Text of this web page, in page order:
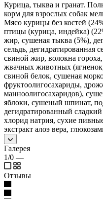
Курица, тыква и гранат.
корм для взрослых собак
Мясо курицы без костей
птицы (курица, индейка)
жир, сушеная тыква (5%),
сельдь, дегидратированная
свиной жир, волокна
жвачных животных
свиной белок, сушеная
фруктоолигосахариды,
маннoолигосахаридов),
яблоки, сушеный шпинат,
дегидратированный
хлорид натрия, сухие
экстракт алоэ вера,
Галерея
1/0 —
Отзывы